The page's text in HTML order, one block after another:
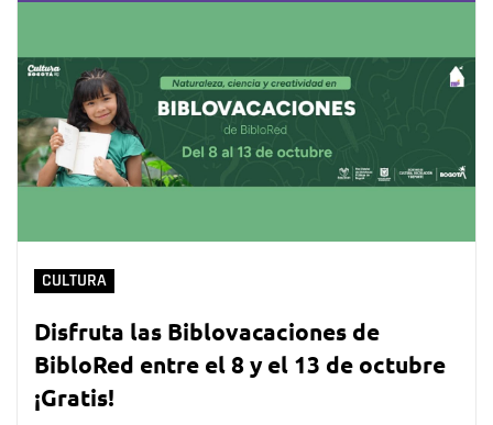
CULTURA
Disfruta las Biblovacaciones de
BibloRed entre el 8 y el 13 de octubre
¡Gratis!